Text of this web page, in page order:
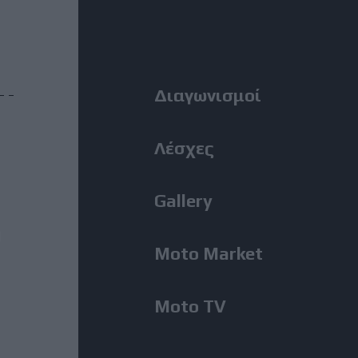
31 Ιούλιος, 2026
ακούμε, μόλις εμφανίστηκε για
Romaniacs, 2η Μέρα: Νίκη
Κουζή και αποτελέσματα ανά
άλλοι Έλληνες [Photos]
Διαγωνισμοί
Λέσχες
Gallery
Moto Market
Moto TV